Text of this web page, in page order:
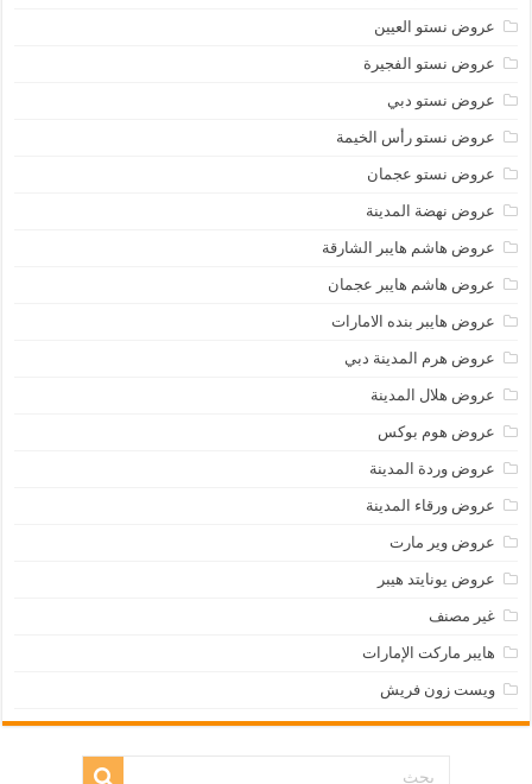
عروض نستو العيين
عروض نستو الفجيرة
عروض نستو دبي
عروض نستو رأس الخيمة
عروض نستو عجمان
عروض نهضة المدينة
عروض هاشم هايبر الشارقة
عروض هاشم هايبر عجمان
عروض هايبر بنده الامارات
عروض هرم المدينة دبي
عروض هلال المدينة
عروض هوم بوكس
عروض وردة المدينة
عروض ورقاء المدينة
عروض وير مارت
عروض يونايتد هيبر
غير مصنف
هايبر ماركت الإمارات
ويست زون فريش